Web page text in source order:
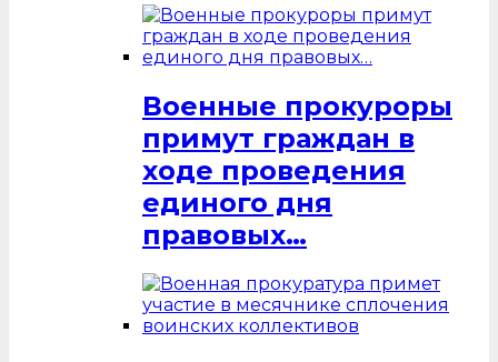
Военные прокуроры
примут граждан в
ходе проведения
единого дня
правовых…